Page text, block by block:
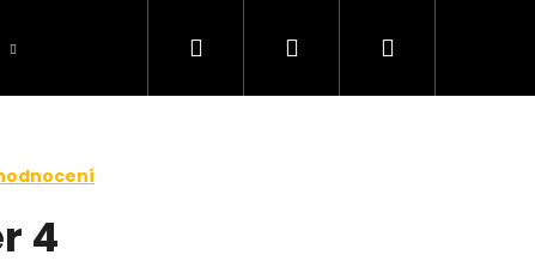
Hledat PřihlášeníNákupní
4